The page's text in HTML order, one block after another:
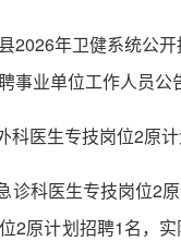
2026年卫健系统公
事业单位工作人员公
科医生专技岗位2原
诊科医生专技岗位2
2原计划招聘1名，